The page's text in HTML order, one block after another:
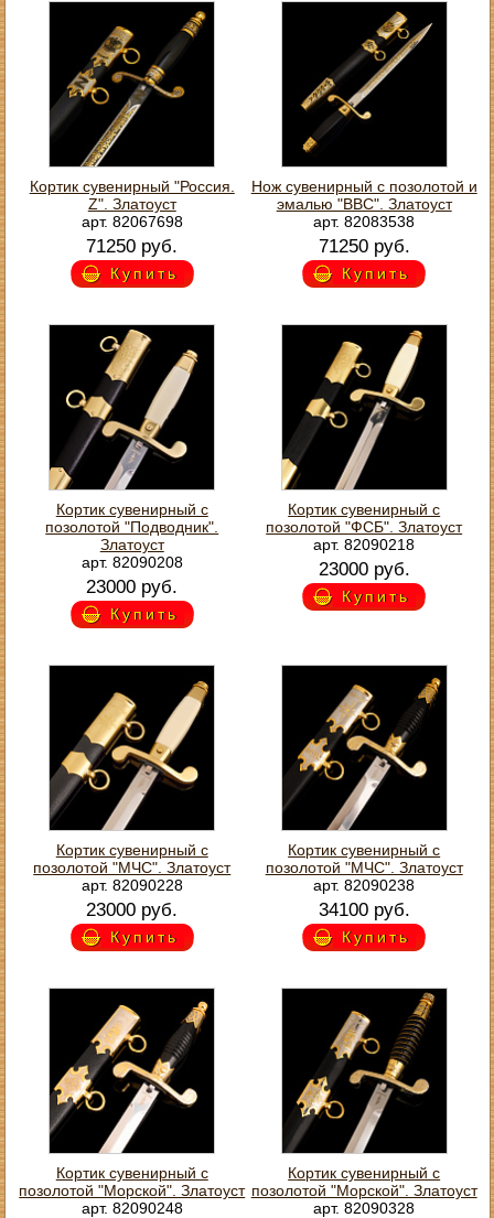
Кортик сувенирный "Россия.
Z". Златоуст
арт. 82067698
71250 руб.
Купить
Нож сувенирный с позолотой и
эмалью "ВВС". Златоуст
арт. 82083538
71250 руб.
Купить
Кортик сувенирный с
позолотой "Подводник".
Златоуст
арт. 82090208
23000 руб.
Купить
Кортик сувенирный с
позолотой "ФСБ". Златоуст
арт. 82090218
23000 руб.
Купить
Кортик сувенирный с
позолотой "МЧС". Златоуст
арт. 82090228
23000 руб.
Купить
Кортик сувенирный с
позолотой "МЧС". Златоуст
арт. 82090238
34100 руб.
Купить
Кортик сувенирный с
позолотой "Морской". Златоуст
арт. 82090248
Кортик сувенирный с
позолотой "Морской". Златоуст
арт. 82090328